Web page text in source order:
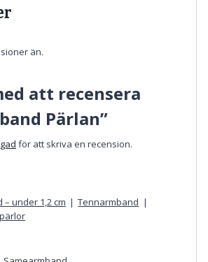
än.
att recensera
Pärlan”
för att skriva en recension.
under 1,2 cm | Tennarmband |